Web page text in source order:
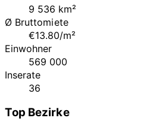
9 536 km²
Ø Bruttomiete
€13.80/m²
Einwohner
569 000
Inserate
36
Top Bezirke